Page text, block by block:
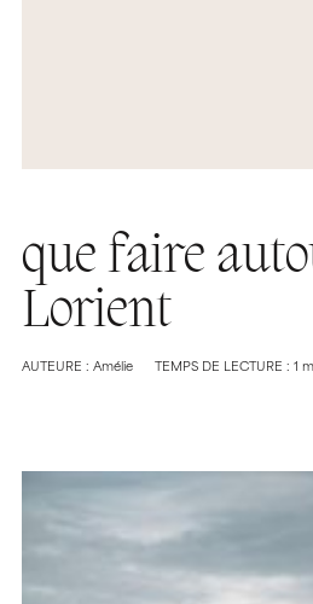
que faire
Lorient
AUTEURE : Amélie TEMPS DE LECTURE : 1